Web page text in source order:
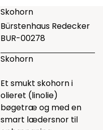
Skohorn
Bürstenhaus Redecker
BUR-00278
Skohorn
Et smukt skohorn i
olieret (linolie)
bøgetræ og med en
smart lædersnor til